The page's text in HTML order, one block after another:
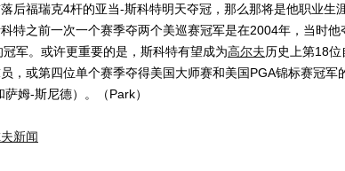
福瑞克4杆的亚当-斯科特明天夺冠，那么那将是他职业生
特之前一次一个赛季夺两个美巡赛冠军是在2004年，当时
军。或许更重要的是，斯科特有望成为高尔夫历史上第18
，或第四位单个赛季夺得美国大师赛和美国PGA锦标赛冠军
姆-斯尼德）。（Park）
新闻